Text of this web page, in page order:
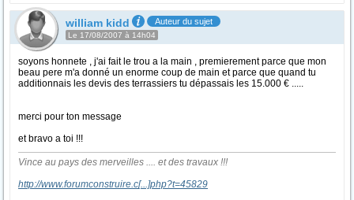
william kidd Auteur du sujet
Le 17/08/2007 à 14h04
soyons honnete , j'ai fait le trou a la main , premierement parce que mon
beau pere m'a donné un enorme coup de main et parce que quand tu
additionnais les devis des terrassiers tu dépassais les 15.000 € .....
merci pour ton message
et bravo a toi !!!
Vince au pays des merveilles .... et des travaux !!!
http://www.forumconstruire.c[...]php?t=45829